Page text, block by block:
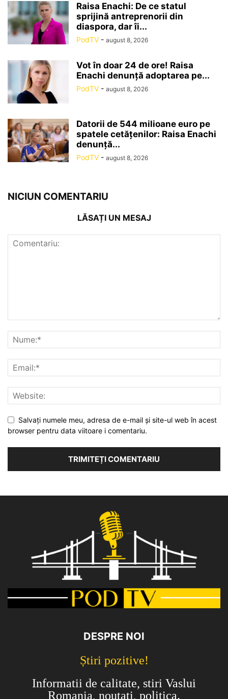
Raisa Enachi: De ce statul
sprijină antreprenorii din
diaspora, dar îi...
PodTV - august 8, 2026
Vot în doar 24 de ore! Raisa
Enachi denunță adoptarea pe...
PodTV - august 8, 2026
Datorii de 544 milioane euro pe
spatele cetățenilor: Raisa Enachi
denunță...
PodTV - august 8, 2026
NICIUN COMENTARIU
LĂSAȚI UN MESAJ
Salvați numele meu, adresa de e-mail și site-ul web în acest
browser pentru data viitoare i comentariu.
DESPRE NOI
Știri pozitive!
Informatii de calitate, stiri Vaslui
Romania, noutati, politica.